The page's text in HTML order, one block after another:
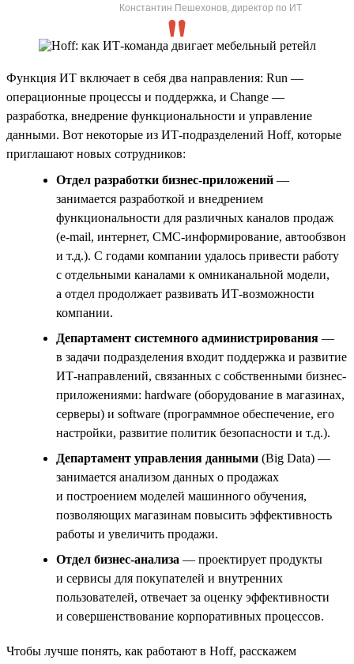
Константин Пешехонов, директор по ИТ
Функция ИТ включает в себя два направления: Run —
операционные процессы и поддержка, и Change —
разработка, внедрение функциональности и управление
данными. Вот некоторые из ИТ-подразделений Hoff, которые
приглашают новых сотрудников:
Отдел разработки бизнес-приложений —
занимается разработкой и внедрением
функциональности для различных каналов продаж
(e-mail, интернет, СМС-информирование, автообзвон
и т.д.). С годами компании удалось привести работу
с отдельными каналами к омниканальной модели,
а отдел продолжает развивать ИТ-возможности
компании.
Департамент системного администрирования —
в задачи подразделения входит поддержка и развитие
ИТ-направлений, связанных с собственными бизнес-
приложениями: hardware (оборудование в магазинах,
серверы) и software (программное обеспечение, его
настройки, развитие политик безопасности и т.д.).
Департамент управления данными (Big Data) —
занимается анализом данных о продажах
и построением моделей машинного обучения,
позволяющих магазинам повысить эффективность
работы и увеличить продажи.
Отдел бизнес-анализа — проектирует продукты
и сервисы для покупателей и внутренних
пользователей, отвечает за оценку эффективности
и совершенствование корпоративных процессов.
Чтобы лучше понять, как работают в Hoff, расскажем